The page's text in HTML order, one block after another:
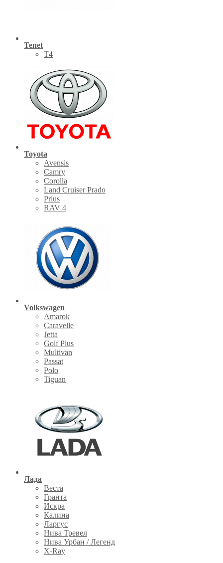
Tenet
Т4
Toyota
Avensis
Camry
Corolla
Land Cruiser Prado
Prius
RAV 4
Volkswagen
Amarok
Caravelle
Jetta
Golf Plus
Multivan
Passat
Polo
Tiguan
Лада
Веста
Гранта
Искра
Калина
Ларгус
Нива Тревел
Нива Урбан / Легенд
X-Ray